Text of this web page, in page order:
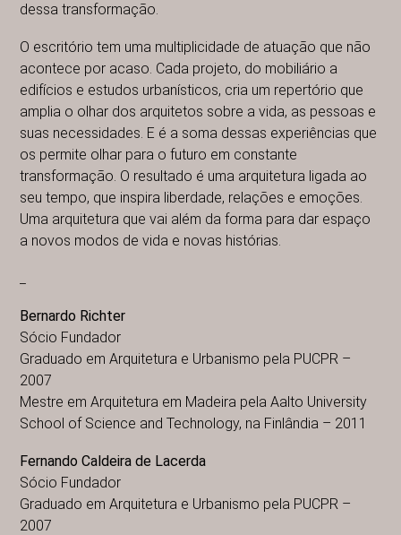
dessa transformação.
O escritório tem uma multiplicidade de atuação que não
acontece por acaso. Cada projeto, do mobiliário a
edifícios e estudos urbanísticos, cria um repertório que
amplia o olhar dos arquitetos sobre a vida, as pessoas e
suas necessidades. E é a soma dessas experiências que
os permite olhar para o futuro em constante
transformação. O resultado é uma arquitetura ligada ao
seu tempo, que inspira liberdade, relações e emoções.
Uma arquitetura que vai além da forma para dar espaço
a novos modos de vida e novas histórias.
Bernardo Richter
Sócio Fundador
Graduado em Arquitetura e Urbanismo pela PUCPR –
2007
Mestre em Arquitetura em Madeira pela Aalto University
School of Science and Technology, na Finlândia – 2011
Fernando Caldeira de Lacerda
Sócio Fundador
Graduado em Arquitetura e Urbanismo pela PUCPR –
2007